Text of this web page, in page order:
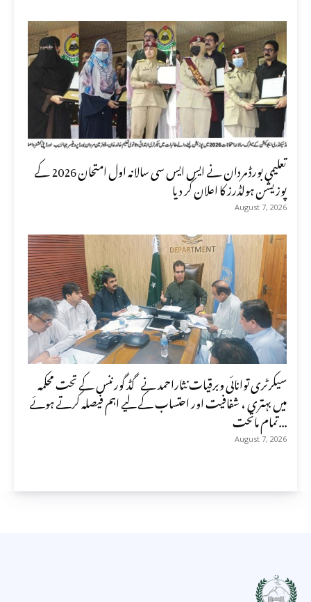
تعلیمی بورڈ مردان نے ایس ایس سی سالانہ اول امتحان 2026 کے
پوزیشن ہولڈرز کا اعلان کر دیا
August 7, 2026
سیکرٹری توانائی وبرقیات نثاراحمد نے گڈ گورننس کے تحت محکمہ
میں بہتری ، شفافیت اور احتساب کے لیے اہم فیصلہ کرتے ہوئے
تمام ماتحت...
August 7, 2026